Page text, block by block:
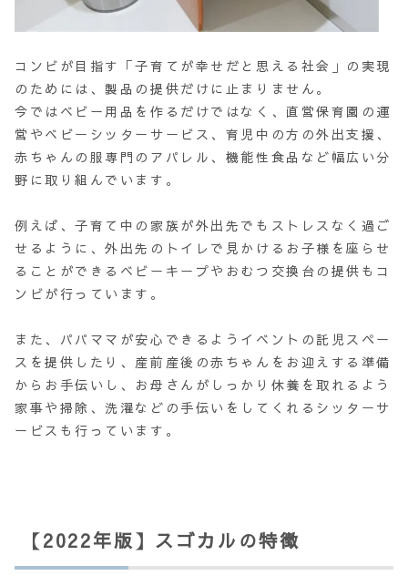
コンビが目指す「子育てが幸せだと思える社会」の実現
のためには、製品の提供だけに止まりません。
今ではベビー用品を作るだけではなく、直営保育園の運
営やベビーシッターサービス、育児中の方の外出支援、
赤ちゃんの服専門のアパレル、機能性食品など幅広い分
野に取り組んでいます。
例えば、子育て中の家族が外出先でもストレスなく過ご
せるように、外出先のトイレで見かけるお子様を座らせ
ることができるベビーキープやおむつ交換台の提供もコ
ンビが行っています。
また、パパママが安心できるようイベントの託児スペー
スを提供したり、産前産後の赤ちゃんをお迎えする準備
からお手伝いし、お母さんがしっかり休養を取れるよう
家事や掃除、洗濯などの手伝いをしてくれるシッターサ
ービスも行っています。
【2022年版】スゴカルの特徴